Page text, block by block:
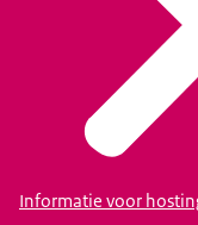
moet een
materiaal
meteen
bevel.
Informatie voor